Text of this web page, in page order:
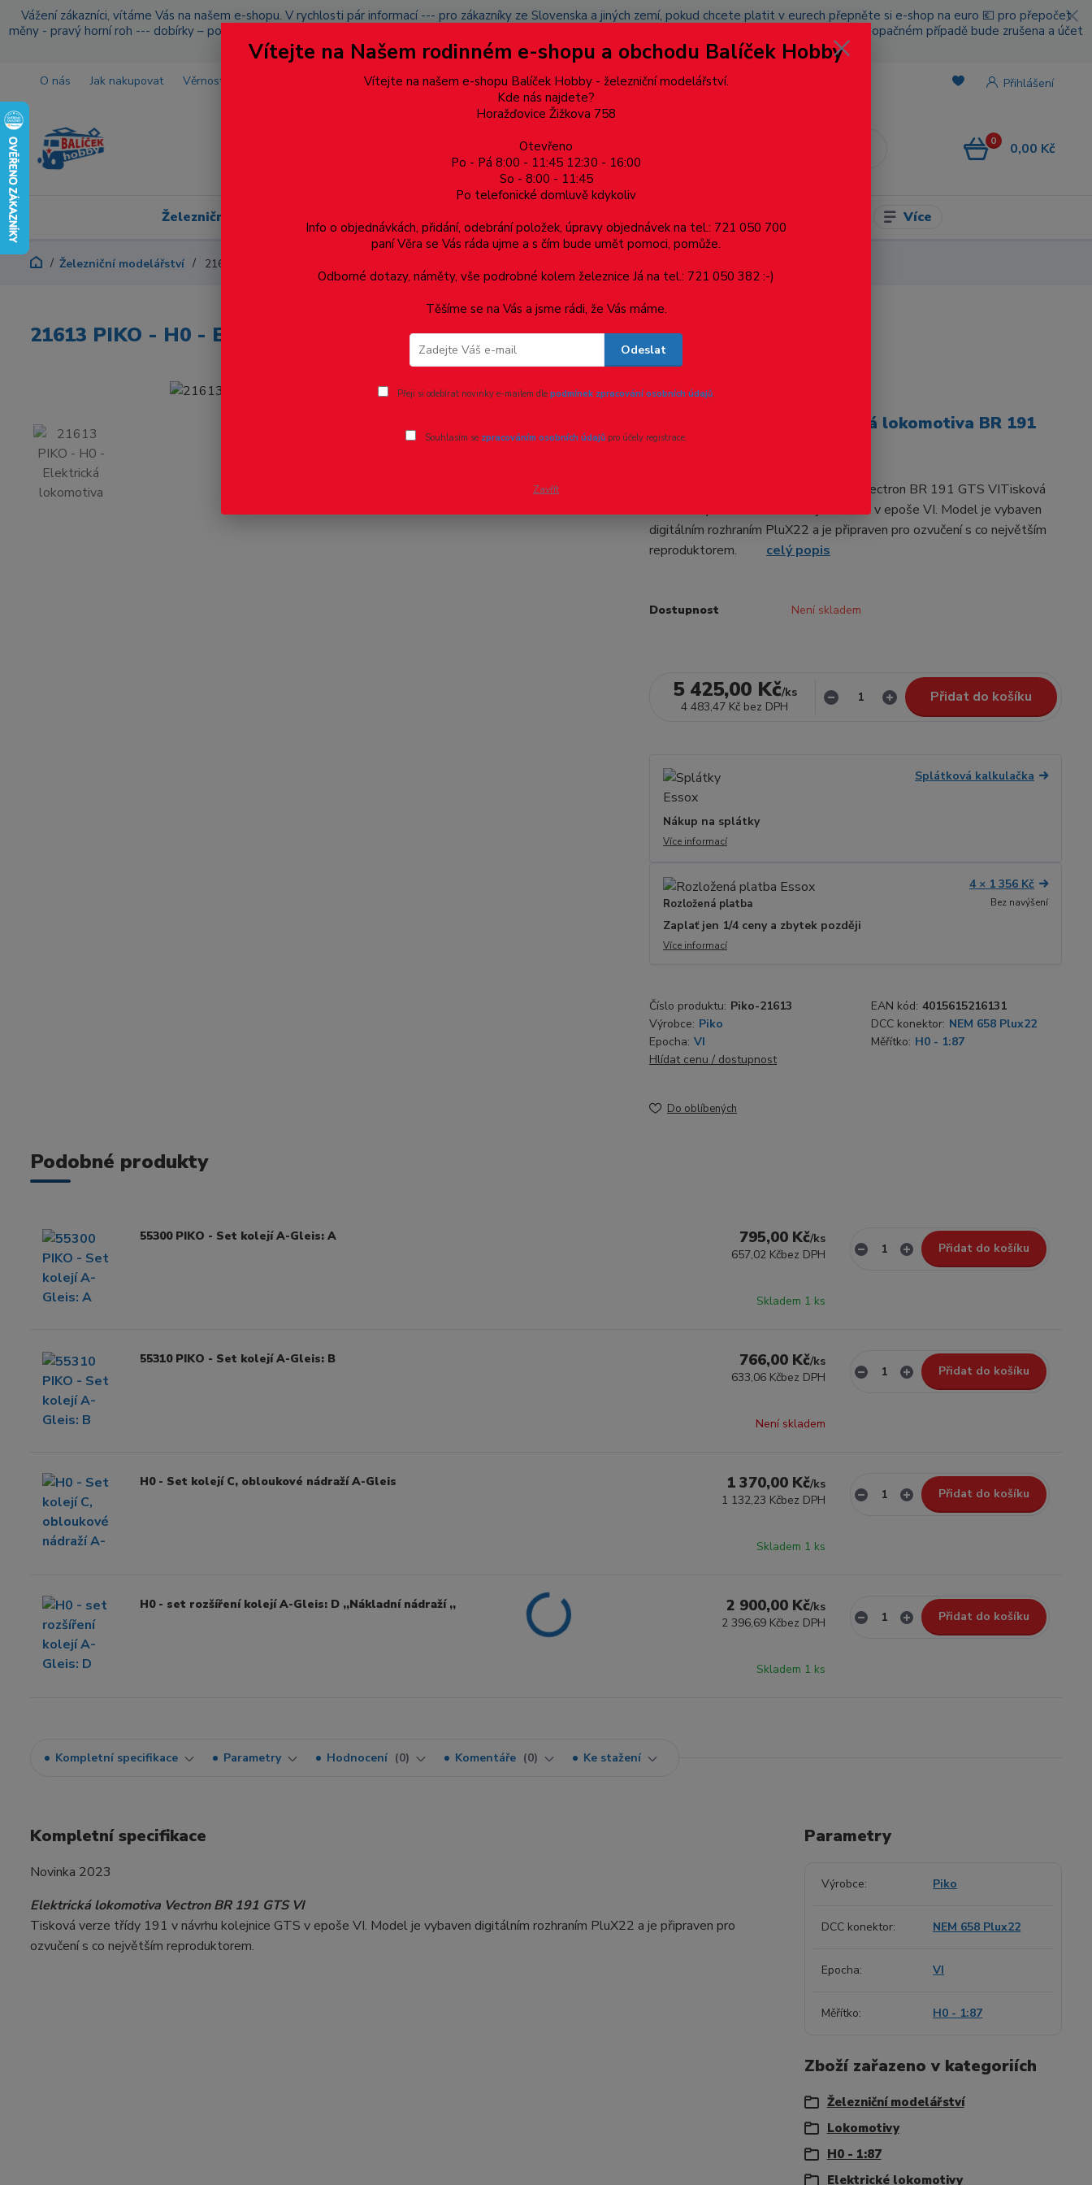
Vážení zákazníci, vítáme Vás na našem e-shopu. V rychlosti pár informací --- pro zákazníky ze Slovenska a jiných zemí, pokud chcete platit v eurech přepněte si e-shop na euro 💶 pro přepočet
měny - pravý horní roh --- dobírky – pokud si z nějakého důvodu zásilku nevyzvednete, bude po domluvě zaslána znovu s opětovnou platbou za poštovné, v opačném případě bude zrušena a účet
přidán na blacklist a rušeny následující objednávky.
O nás Jak nakupovat Věrnostní program Doprava a platba Více Přihlášení
0 0,00 Kč
Železniční modelářství Dárkové poukazy, upomínkové předměty Více
Železniční modelářství 21613 PIKO - H0 - Elektrická lokomotiva BR 191 Vectron "GTS"
21613 PIKO - H0 - Elektrická lokomotiva BR 191 Vectron "GTS"
21613 PIKO - H0 - Elektrická lokomotiva BR 191
Vectron "GTS"
Novinka 2023 Elektrická lokomotiva Vectron BR 191 GTS VITisková
verze třídy 191 v návrhu kolejnice GTS v epoše VI. Model je vybaven
digitálním rozhraním PluX22 a je připraven pro ozvučení s co největším
reproduktorem. celý popis
Dostupnost Není skladem
5 425,00 Kč/ks
4 483,47 Kč bez DPH
Přidat do košíku
Splátková kalkulačka
Nákup na splátky
Více informací
Rozložená platba
4 × 1 356 Kč
Bez navýšení
Zaplať jen 1/4 ceny a zbytek později
Více informací
Číslo produktu: Piko-21613 EAN kód: 4015615216131
Výrobce: Piko DCC konektor: NEM 658 Plux22
Epocha: VI Měřítko: H0 - 1:87
Hlídat cenu / dostupnost
Do oblíbených
Podobné produkty
55300 PIKO - Set kolejí A-Gleis: A 795,00 Kč/ks
657,02 Kčbez DPH
Skladem 1 ks
Přidat do košíku
55310 PIKO - Set kolejí A-Gleis: B 766,00 Kč/ks
633,06 Kčbez DPH
Není skladem
Přidat do košíku
H0 - Set kolejí C, obloukové nádraží A-Gleis 1 370,00 Kč/ks
1 132,23 Kčbez DPH
Skladem 1 ks
Přidat do košíku
H0 - set rozšíření kolejí A-Gleis: D ,,Nákladní nádraží ,, 2 900,00 Kč/ks
2 396,69 Kčbez DPH
Skladem 1 ks
Přidat do košíku
Kompletní specifikace Parametry Hodnocení 0 Komentáře 0 Ke stažení
Kompletní specifikace
Novinka 2023
Elektrická lokomotiva Vectron BR 191 GTS VI
Tisková verze třídy 191 v návrhu kolejnice GTS v epoše VI. Model je vybaven digitálním rozhraním PluX22 a je připraven pro
ozvučení s co největším reproduktorem.
Parametry
Výrobce Piko
DCC konektor NEM 658 Plux22
Epocha VI
Měřítko H0 - 1:87
Zboží zařazeno v kategoriích
Železniční modelářství
Lokomotivy
H0 - 1:87
Elektrické lokomotivy
Vítejte na Našem rodinném e-shopu a obchodu Balíček Hobby
Vítejte na našem e-shopu Balíček Hobby - železniční modelářství.
Kde nás najdete?
Horažďovice Žižkova 758
Otevřeno
Po - Pá 8:00 - 11:45 12:30 - 16:00
So - 8:00 - 11:45
Po telefonické domluvě kdykoliv
Info o objednávkách, přidání, odebrání položek, úpravy objednávek na tel.: 721 050 700
paní Věra se Vás ráda ujme a s čím bude umět pomoci, pomůže.
Odborné dotazy, náměty, vše podrobné kolem železnice Já na tel.: 721 050 382 :-)
Těšíme se na Vás a jsme rádi, že Vás máme.
Odeslat
Přeji si odebírat novinky e-mailem dle podmínek zpracování osobních údajů.
Souhlasím se zpracováním osobních údajůpro účely registrace.
Zavřít